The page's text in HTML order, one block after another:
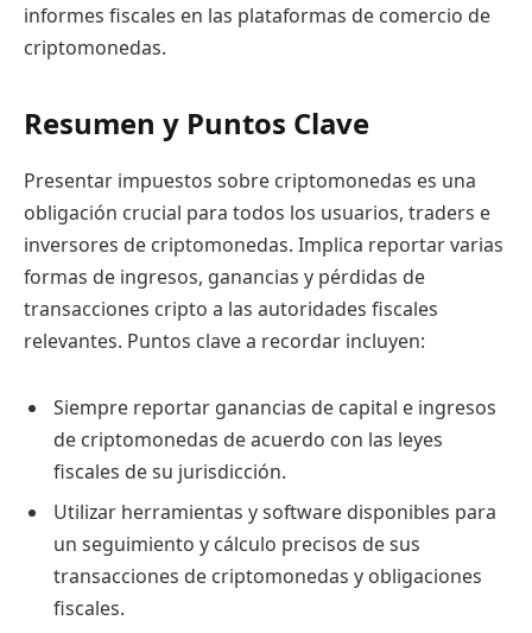
informes fiscales en las plataformas de comercio de
criptomonedas.
Resumen y Puntos Clave
Presentar impuestos sobre criptomonedas es una
obligación crucial para todos los usuarios, traders e
inversores de criptomonedas. Implica reportar varias
formas de ingresos, ganancias y pérdidas de
transacciones cripto a las autoridades fiscales
relevantes. Puntos clave a recordar incluyen:
Siempre reportar ganancias de capital e ingresos
de criptomonedas de acuerdo con las leyes
fiscales de su jurisdicción.
Utilizar herramientas y software disponibles para
un seguimiento y cálculo precisos de sus
transacciones de criptomonedas y obligaciones
fiscales.